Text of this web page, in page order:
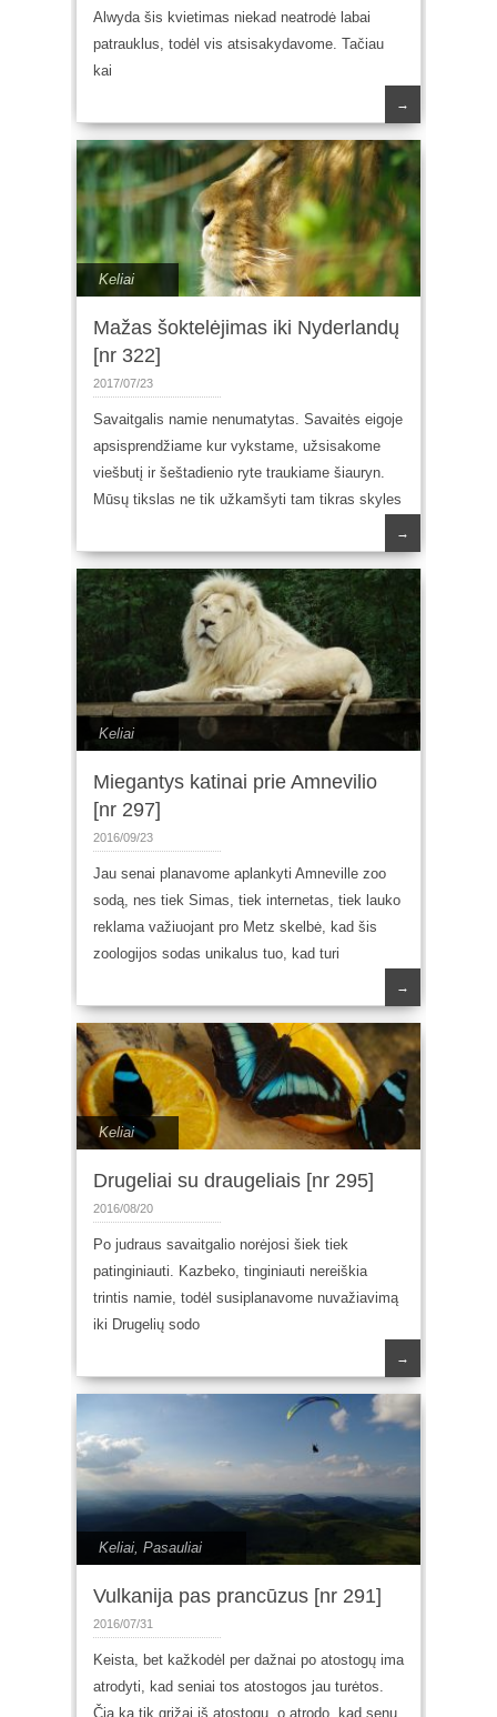
Alwyda šis kvietimas niekad neatrodė labai
patrauklus, todėl vis atsisakydavome. Tačiau
kai
→
Keliai
Mažas šoktelėjimas iki Nyderlandų
[nr 322]
2017/07/23
Savaitgalis namie nenumatytas. Savaitės eigoje
apsisprendžiame kur vykstame, užsisakome
viešbutį ir šeštadienio ryte traukiame šiauryn.
Mūsų tikslas ne tik užkamšyti tam tikras skyles
→
Keliai
Miegantys katinai prie Amnevilio
[nr 297]
2016/09/23
Jau senai planavome aplankyti Amneville zoo
sodą, nes tiek Simas, tiek internetas, tiek lauko
reklama važiuojant pro Metz skelbė, kad šis
zoologijos sodas unikalus tuo, kad turi
→
Keliai
Drugeliai su draugeliais [nr 295]
2016/08/20
Po judraus savaitgalio norėjosi šiek tiek
patinginiauti. Kazbeko, tinginiauti nereiškia
trintis namie, todėl susiplanavome nuvažiavimą
iki Drugelių sodo
→
Keliai, Pasauliai
Vulkanija pas prancūzus [nr 291]
2016/07/31
Keista, bet kažkodėl per dažnai po atostogų ima
atrodyti, kad seniai tos atostogos jau turėtos.
Čia ką tik grįžai iš atostogų, o atrodo, kad senų